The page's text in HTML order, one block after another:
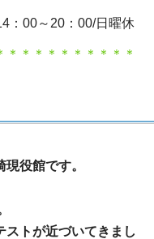
：00～20：00/日曜休
＊＊＊＊＊＊＊＊＊＊
役館です。
ストが近づいてきまし